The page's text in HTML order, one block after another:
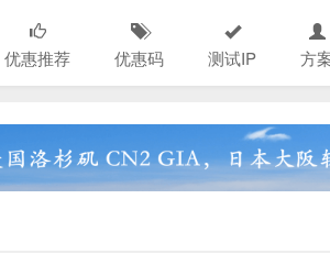
优惠推荐 优惠码 测试IP 方